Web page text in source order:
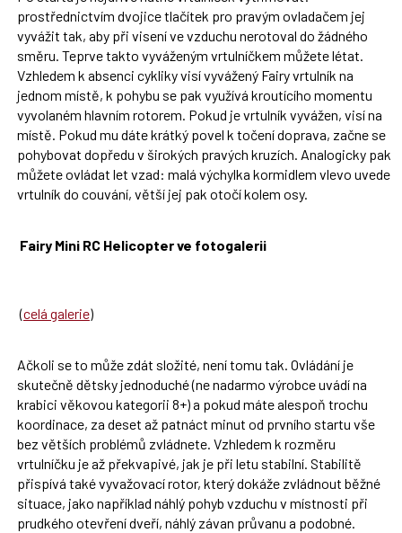
prostřednictvím dvojice tlačítek pro pravým ovladačem jej
vyvážit tak, aby při visení ve vzduchu nerotoval do žádného
směru. Teprve takto vyváženým vrtulníčkem můžete létat.
Vzhledem k absenci cykliky visí vyvážený Fairy vrtulník na
jednom místě, k pohybu se pak využívá kroutícího momentu
vyvolaném hlavním rotorem. Pokud je vrtulník vyvážen, visí na
místě. Pokud mu dáte krátký povel k točení doprava, začne se
pohybovat dopředu v širokých pravých kruzích. Analogicky pak
můžete ovládat let vzad: malá výchylka kormidlem vlevo uvede
vrtulník do couvání, větší jej pak otočí kolem osy.
Fairy Mini RC Helicopter ve fotogalerii
(celá galerie)
Ačkoli se to může zdát složité, není tomu tak. Ovládání je
skutečně dětsky jednoduché (ne nadarmo výrobce uvádí na
krabici věkovou kategorii 8+) a pokud máte alespoň trochu
koordinace, za deset až patnáct minut od prvního startu vše
bez větších problémů zvládnete. Vzhledem k rozměru
vrtulníčku je až překvapivé, jak je při letu stabilní. Stabilitě
přispívá také vyvažovací rotor, který dokáže zvládnout běžné
situace, jako například náhlý pohyb vzduchu v místnosti při
prudkého otevření dveří, náhlý závan průvanu a podobné.